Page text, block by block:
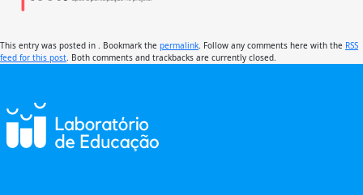
This entry was posted in . Bookmark the permalink . Follow any comments here with the RSS
feed for this post . Both comments and trackbacks are currently closed.